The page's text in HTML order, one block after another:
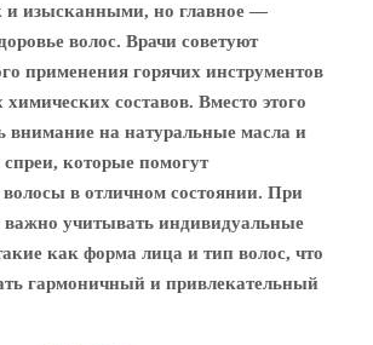
и изысканными, но главное —
волос. Врачи советуют
применения горячих инструментов
составов. Вместо этого
внимание на натуральные масла и
которые помогут
в отличном состоянии. При
важно учитывать индивидуальные
как форма лица и тип волос, что
гармоничный и привлекательный